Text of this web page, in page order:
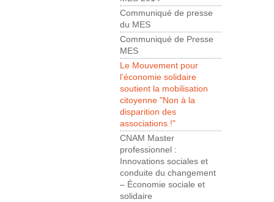
Communiqué de presse
du MES
Communiqué de Presse
MES
Le Mouvement pour
l’économie solidaire
soutient la mobilisation
citoyenne "Non à la
disparition des
associations !"
CNAM Master
professionnel :
Innovations sociales et
conduite du changement
– Économie sociale et
solidaire